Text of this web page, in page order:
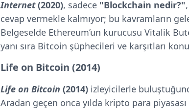
Internet(2020), sadece "Blockchain nedir?",
cevap vermekle kalmıyor; bu kavramların
Belgeselde Ethereum’un kurucusu Vitalik
yanı sıra Bitcoin şüphecileri ve karşıtları
Life on Bitcoin (2014)
Life on Bitcoin (2014) izleyicilerle
Aradan geçen onca yılda kripto para